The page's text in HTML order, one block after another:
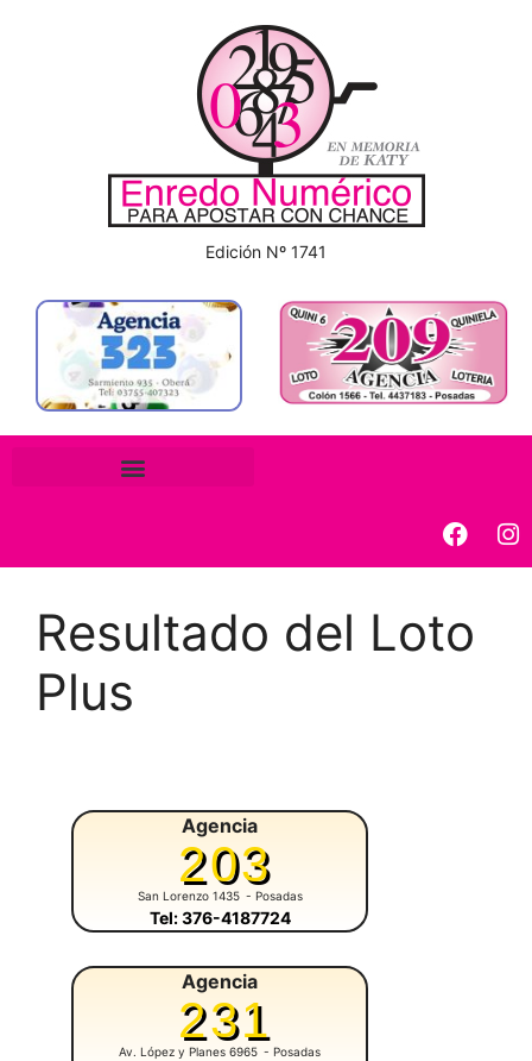
Edición Nº 1741
Resultado del Loto
Plus
Agencia
203
San Lorenzo 1435 - Posadas
Tel: 376-4187724
Agencia
231
Av. López y Planes 6965 - Posadas